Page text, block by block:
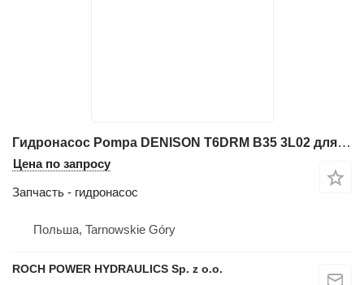
Гидронасос Pompa DENISON T6DRM B35 3L02 для фронтального погрузчика Terex KAELBLE SL18 - SL 18
Цена по запросу
Запчасть - гидронасос
Польша, Tarnowskie Góry
ROCH POWER HYDRAULICS Sp. z o.o.